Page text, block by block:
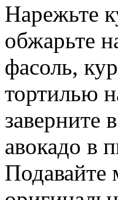
Нарежьте
обжарьте
фасоль,
тортилью
заверните
авокадо в
Подавайте